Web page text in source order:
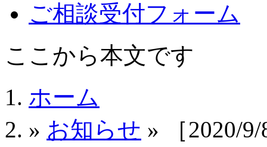
ご相談受付フォーム
ここから本文です
ホーム
» お知らせ » ［2020/